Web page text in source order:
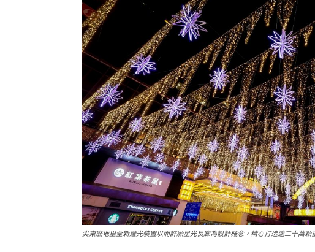
尖東麼地里全新燈光裝置以而許願星光長廊為設計概念，精心打造逾二十萬